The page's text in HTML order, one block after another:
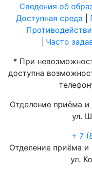
Сведения об
Доступная среда
Часто
* При
доступна
Отделение приёма
ул.
+ 7
Отделение приёма
ул.